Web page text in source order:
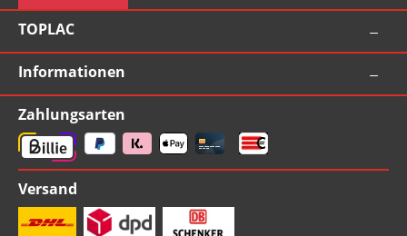
TOPLAC
Informationen
Zahlungsarten
Versand